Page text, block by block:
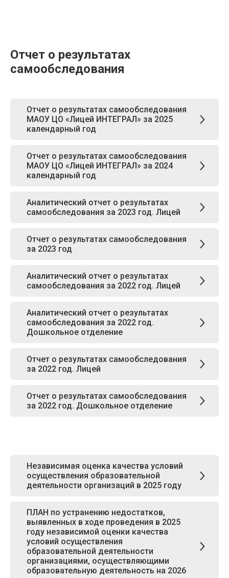
Отчет о результатах
самообследования
Отчет о результатах самообследования
МАОУ ЦО «Лицей ИНТЕГРАЛ» за 2025
календарный год
Отчет о результатах самообследования
МАОУ ЦО «Лицей ИНТЕГРАЛ» за 2024
календарный год
Аналитический отчет о результатах
самообследования за 2023 год. Лицей
Отчет о результатах самообследования
за 2023 год
Аналитический отчет о результатах
самообследования за 2022 год. Лицей
Аналитический отчет о результатах
самообследования за 2022 год.
Дошкольное отделение
Отчет о результатах самообследования
за 2022 год. Лицей
Отчет о результатах самообследования
за 2022 год. Дошкольное отделение
Независимая оценка качества условий
осуществления образовательной
деятельности организаций в 2025 году
ПЛАН по устранению недостатков,
выявленных в ходе проведения в 2025
году независимой оценки качества
условий осуществления
образовательной деятельности
организациями, осуществляющими
образовательную деятельность на 2026